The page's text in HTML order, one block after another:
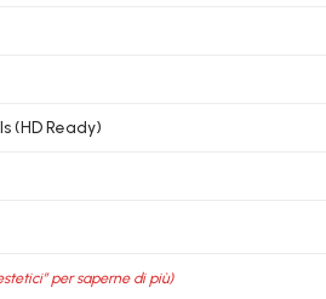
(HD Ready)
per saperne di più)